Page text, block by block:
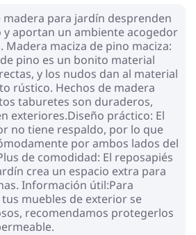
madera para jardín desprenden
aportan un ambiente acogedor
Madera maciza de pino maciza:
pino es un bonito material
y los nudos dan al material
rústico. Hechos de madera
taburetes son duraderos,
exteriores.Diseño práctico: El
no tiene respaldo, por lo que
por ambos lados del
de comodidad: El reposapiés
crea un espacio extra para
Información útil:Para
muebles de exterior se
recomendamos protegerlos